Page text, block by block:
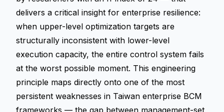
delivers a critical insight for enterprise resilience:
when upper-level optimization targets are
structurally inconsistent with lower-level
execution capacity, the entire control system fails
at the worst possible moment. This engineering
principle maps directly onto one of the most
persistent weaknesses in Taiwan enterprise BCM
frameworks — the gap between management-set